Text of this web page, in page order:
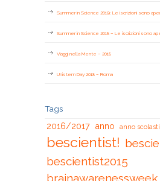
Summer in Science 2019: Le iscrizioni sono
Summer in Science 2018 – Le iscrizioni sono
Viaggi nella Mente – 2018
Unistem Day 2018 – Roma
Tags
2016/2017 anno anno
bescientist!
bescientist2015
brainawarenessweek